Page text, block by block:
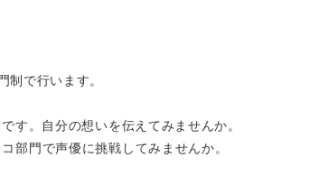
制 で行います。
す。自分の想いを伝えてみませんか。
部門で声優に挑戦してみませんか。